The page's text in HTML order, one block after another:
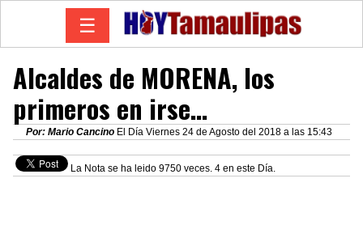
☰
Alcaldes de MORENA, los
primeros en irse…
Por: Mario Cancino El Día Viernes 24 de Agosto del 2018 a las 15:43
La Nota se ha leido 9750 veces. 4 en este Día.